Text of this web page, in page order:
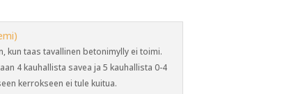
kun taas tavallinen betonimylly ei toimi.
4 kauhallista savea ja 5 kauhallista 0-4
kerrokseen ei tule kuitua.